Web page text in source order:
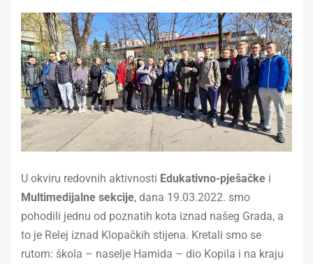
U okviru redovnih aktivnosti Edukativno-pješačke i
Multimedijalne sekcije, dana 19.03.2022. smo
pohodili jednu od poznatih kota iznad našeg Grada, a
to je Relej iznad Klopačkih stijena. Kretali smo se
rutom: škola – naselje Hamida – dio Kopila i na kraju